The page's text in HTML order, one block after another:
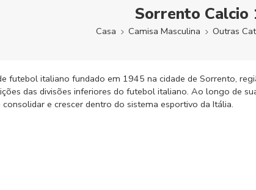
Sorrento Calcio
Casa Camisa Masculina Outras
futebol italiano fundado em 1945 na cidade de Sorrento,
das divisões inferiores do futebol italiano. Ao longo de
e crescer dentro do sistema esportivo da Itália.